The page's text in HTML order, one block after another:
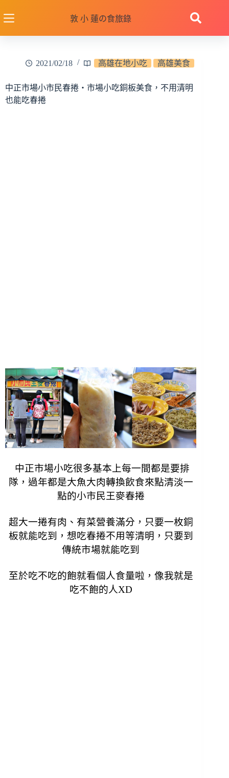
至
敦 小 蓮の食旅錄
2021/02/18 高雄在地小吃 高雄美食
中正市場小市民春捲‧市場小吃銅板美食，不用清明
也能吃春捲
中正市場小吃很多基本上每一間都是要排
隊，過年都是大魚大肉轉換飲食來點清淡一
點的小市民王麥春捲
超大一捲有肉、有菜營養滿分，只要一枚銅
板就能吃到，想吃春捲不用等清明，只要到
傳統市場就能吃到
至於吃不吃的飽就看個人食量啦，像我就是
吃不飽的人XD